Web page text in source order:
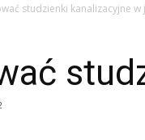
studzienki kanalizacyjne w